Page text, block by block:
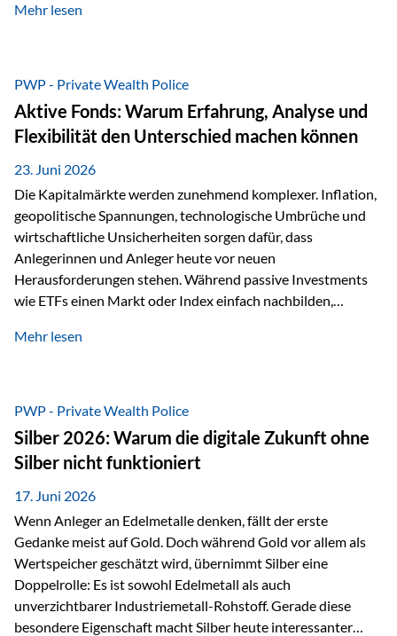
unumstößlich galten, versagen angesichts der expansiven
Nostalgie dar, sondern ist die modernste und strategisch
klügste Antwort auf globale Instabilität. Physische Werte
und der richtige Rechtsstandort sind heute keine bloße
Option mehr, sondern eine strategische Notwendigkeit. 1.
Der massive Aufwand hinter einem winzigen…
Mehr lesen
PWP - Private Wealth Police
Aktive Fonds: Warum Erfahrung, Analyse und
Flexibilität den Unterschied machen können
23. Juni 2026
Die Kapitalmärkte werden zunehmend komplexer. Inflation,
geopolitische Spannungen, technologische Umbrüche und
wirtschaftliche Unsicherheiten sorgen dafür, dass
Anlegerinnen und Anleger heute vor neuen
Herausforderungen stehen. Während passive Investments
wie ETFs einen Markt oder Index einfach nachbilden,
setzen auf die Expertise erfahrener Fondsmanager, die
Veränderungen geprägt ist, kann diese aktive
Herangehensweise einen entscheidenden Mehrwert bieten.
Was zeichnet aktive Fonds aus? Aktive Fonds verfolgen das
Ziel, nicht nur einen Markt abzubilden, sondern gezielt
Anlageentscheidungen zu treffen. Fondsmanager
analysieren Unternehmen,…
Mehr lesen
PWP - Private Wealth Police
Silber 2026: Warum die digitale Zukunft ohne
Silber nicht funktioniert
17. Juni 2026
Wenn Anleger an Edelmetalle denken, fällt der erste
Gedanke meist auf Gold. Doch während Gold vor allem als
Wertspeicher geschätzt wird, übernimmt Silber eine
Doppelrolle: Es ist sowohl Edelmetall als auch
unverzichtbarer Industriemetall-Rohstoff. Gerade diese
besondere Eigenschaft macht Silber heute interessanter